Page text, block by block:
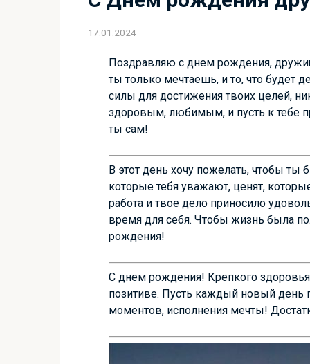
17.01.2024
Поздравляю с днем рождения,
ты только мечтаешь, и то, что будет
силы для достижения твоих целей,
здоровым, любимым, и пусть к тебе
ты сам!
В этот день хочу пожелать, чтобы ты
которые тебя уважают, ценят,
работа и твое дело приносило
время для себя. Чтобы жизнь была
рождения!
С днем рождения! Крепкого здоровья
позитиве. Пусть каждый новый день
моментов, исполнения мечты!